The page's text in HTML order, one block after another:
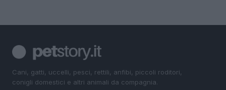
Cani, gatti, uccelli, pesci, rettili, anfibi, piccoli roditori,
conigli domestici e altri animali da compagnia.